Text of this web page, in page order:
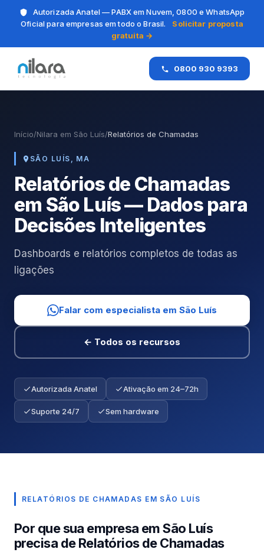
Autorizada Anatel — PABX em Nuvem, 0800 e WhatsApp
Oficial para empresas em todo o Brasil.
Solicitar proposta
gratuita →
0800 930 9393
Início/Nilara em São Luís/Relatórios de Chamadas
SÃO LUÍS, MA
Relatórios de Chamadas
em São Luís — Dados para
Decisões Inteligentes
Dashboards e relatórios completos de todas as
ligações
Falar com especialista em São Luís
← Todos os recursos
Autorizada Anatel Ativação em 24–72h
Suporte 24/7 Sem hardware
RELATÓRIOS DE CHAMADAS EM SÃO LUÍS
Por que sua empresa em São Luís
precisa de Relatórios de Chamadas